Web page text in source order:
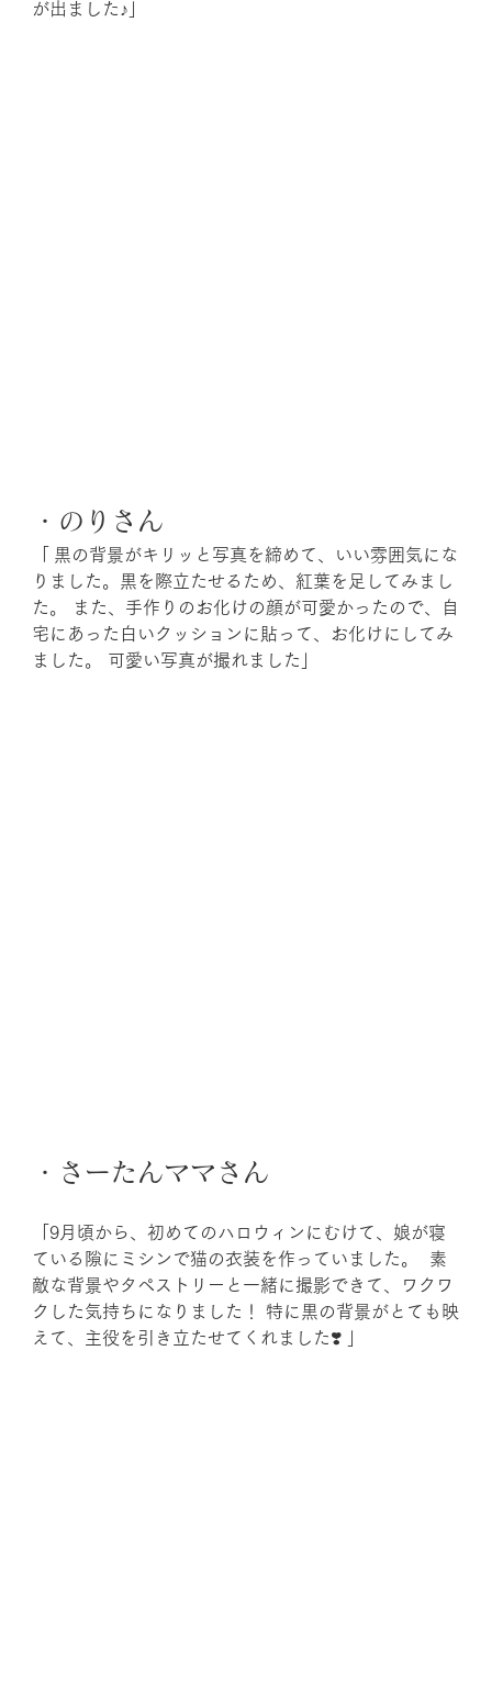
が出ました♪」
・のりさん
「 黒の背景がキリッと写真を締めて、いい雰囲気にな
りました。黒を際立たせるため、紅葉を足してみまし
た。 また、手作りのお化けの顔が可愛かったので、自
宅にあった白いクッションに貼って、お化けにしてみ
ました。 可愛い写真が撮れました」
・さーたんママさん
「9月頃から、初めてのハロウィンにむけて、娘が寝
ている隙にミシンで猫の衣装を作っていました。  素
敵な背景やタペストリーと一緒に撮影できて、ワクワ
クした気持ちになりました！ 特に黒の背景がとても映
えて、主役を引き立たせてくれました❣️ 」